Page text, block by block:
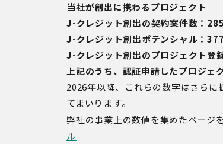
当社が創出に携わるプロジェクト
J-クレジット創出の契約案件数：
J-クレジット創出ポテンシャル：
J-クレジット創出のプロジェクト登
上記のうち、認証申請したプロジェ
2026年以降、これらの数字はさらに
てまいります。
弊社の事業上の数値を集めたペー
ル